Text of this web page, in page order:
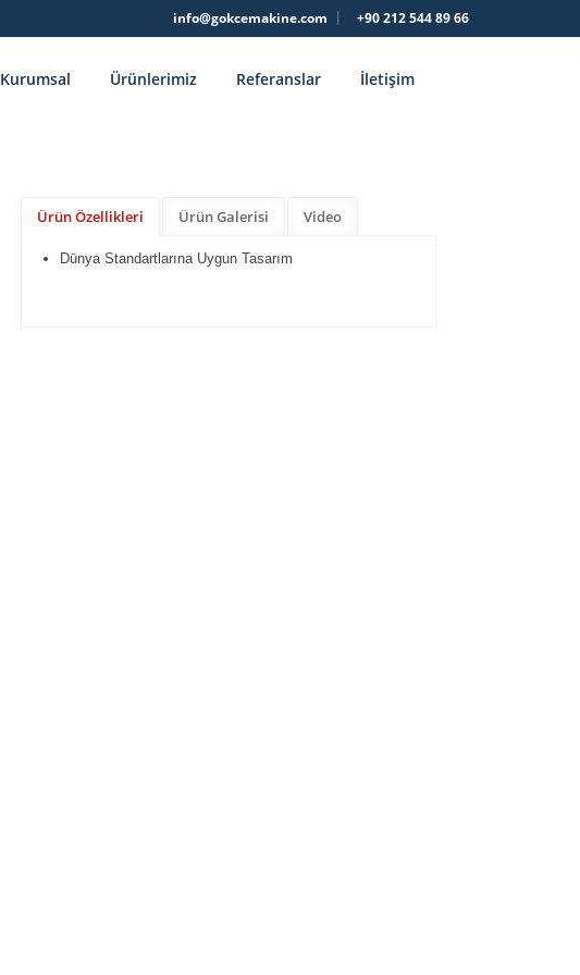
info@gokcemakine.com +90 212 544 89 66
Kurumsal Ürünlerimiz Referanslar İletişim
Ürün Özellikleri Ürün Galerisi Video
Dünya Standartlarına Uygun Tasarım